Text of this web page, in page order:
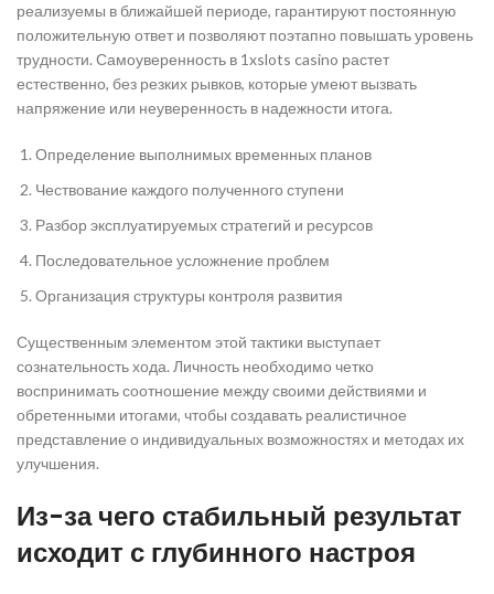
реализуемы в ближайшей периоде, гарантируют постоянную
положительную ответ и позволяют поэтапно повышать уровень
трудности. Самоуверенность в 1xslots casino растет
естественно, без резких рывков, которые умеют вызвать
напряжение или неуверенность в надежности итога.
Определение выполнимых временных планов
Чествование каждого полученного ступени
Разбор эксплуатируемых стратегий и ресурсов
Последовательное усложнение проблем
Организация структуры контроля развития
Существенным элементом этой тактики выступает
сознательность хода. Личность необходимо четко
воспринимать соотношение между своими действиями и
обретенными итогами, чтобы создавать реалистичное
представление о индивидуальных возможностях и методах их
улучшения.
Из-за чего стабильный результат
исходит с глубинного настроя